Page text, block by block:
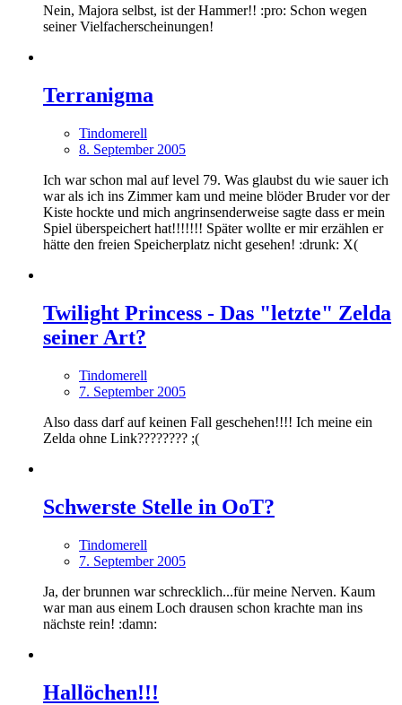
Nein, Majora selbst, ist der Hammer!! :pro: Schon wegen
seiner Vielfacherscheinungen!
Terranigma
Tindomerell
8. September 2005
Ich war schon mal auf level 79. Was glaubst du wie sauer ich
war als ich ins Zimmer kam und meine blöder Bruder vor der
Kiste hockte und mich angrinsenderweise sagte dass er mein
Spiel überspeichert hat!!!!!!! Später wollte er mir erzählen er
hätte den freien Speicherplatz nicht gesehen! :drunk: X(
Twilight Princess - Das "letzte" Zelda
seiner Art?
Tindomerell
7. September 2005
Also dass darf auf keinen Fall geschehen!!!! Ich meine ein
Zelda ohne Link???????? ;(
Schwerste Stelle in OoT?
Tindomerell
7. September 2005
Ja, der brunnen war schrecklich...für meine Nerven. Kaum
war man aus einem Loch drausen schon krachte man ins
nächste rein! :damn:
Hallöchen!!!